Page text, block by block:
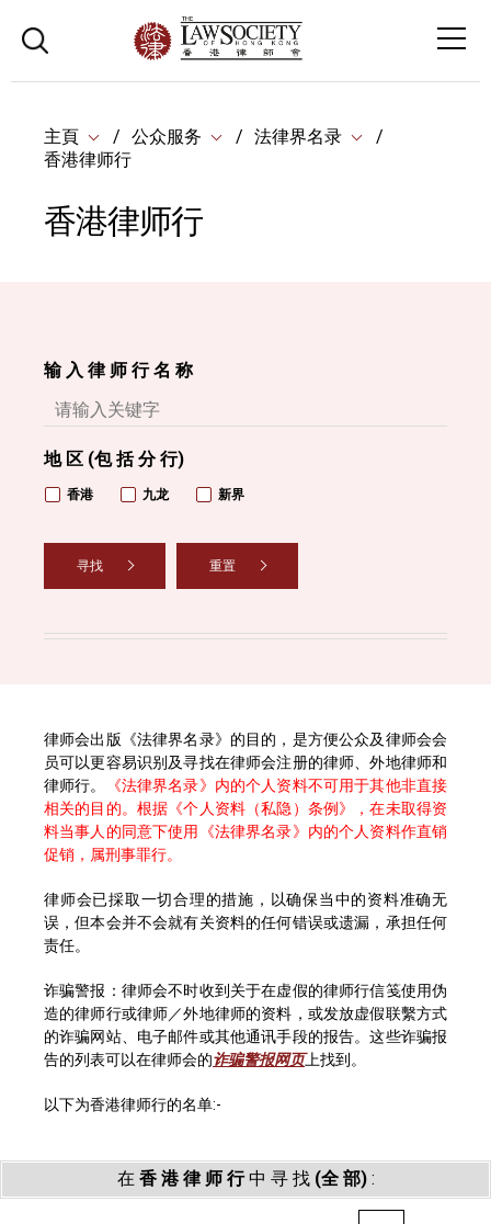
主頁 公众服务
法律界名录
香港律师行
香港律师行
输 入 律 师 行 名 称
地 区 (包 括 分 行)
香港 九龙 新界
寻找 重置
律师会出版《法律界名录》的目的，是方便公众及律师会会
员可以更容易识别及寻找在律师会注册的律师、外地律师和
律师行。
《法律界名录》内的个人资料不可用于其他非直接
相关的目的。根据《个人资料（私隐）条例》，在未取得资
料当事人的同意下使用《法律界名录》内的个人资料作直销
促销，属刑事罪行。
律师会已採取一切合理的措施，以确保当中的资料准确无
误，但本会并不会就有关资料的任何错误或遗漏，承担任何
责任。
诈骗警报：律师会不时收到关于在虚假的律师行信笺使用伪
造的律师行或律师／外地律师的资料，或发放虚假联繫方式
的诈骗网站、电子邮件或其他通讯手段的报告。这些诈骗报
告的列表可以在律师会的诈骗警报网页上找到。
以下为香港律师行的名单:-
在 香 港 律 师 行中 寻 找 (全 部):